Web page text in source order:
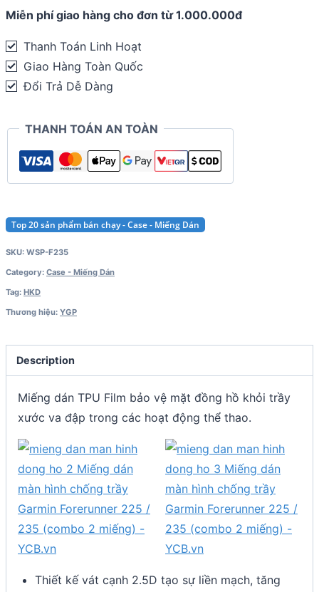
trầy
Garmin
Forerunner
225
(combo
Miễn phí giao hàng cho đơn từ 1.000.000đ
Thanh Toán Linh Hoạt
Giao Hàng Toàn Quốc
Đổi Trả Dễ Dàng
THANH TOÁN AN TOÀN
Top 20 sản phẩm bán chạy - Case - Miếng Dán
SKU: WSP-F235
Category: Case - Miếng Dán
Tag: HKD
Thương hiệu: YGP
Description
Miếng dán TPU Film bảo vệ mặt đồng hồ khỏi trầy
xước va đập trong các hoạt động thể thao.
Thiết kế vát cạnh 2.5D tạo sự liền mạch, tăng